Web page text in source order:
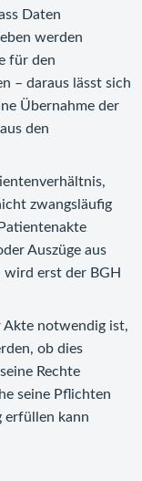
Daten
werden
für den
– daraus lässt sich
Übernahme der
den
zwangsläufig
Auszüge aus
wird erst der BGH
Akte notwendig ist,
ob dies
Rechte
seine Pflichten
erfüllen kann